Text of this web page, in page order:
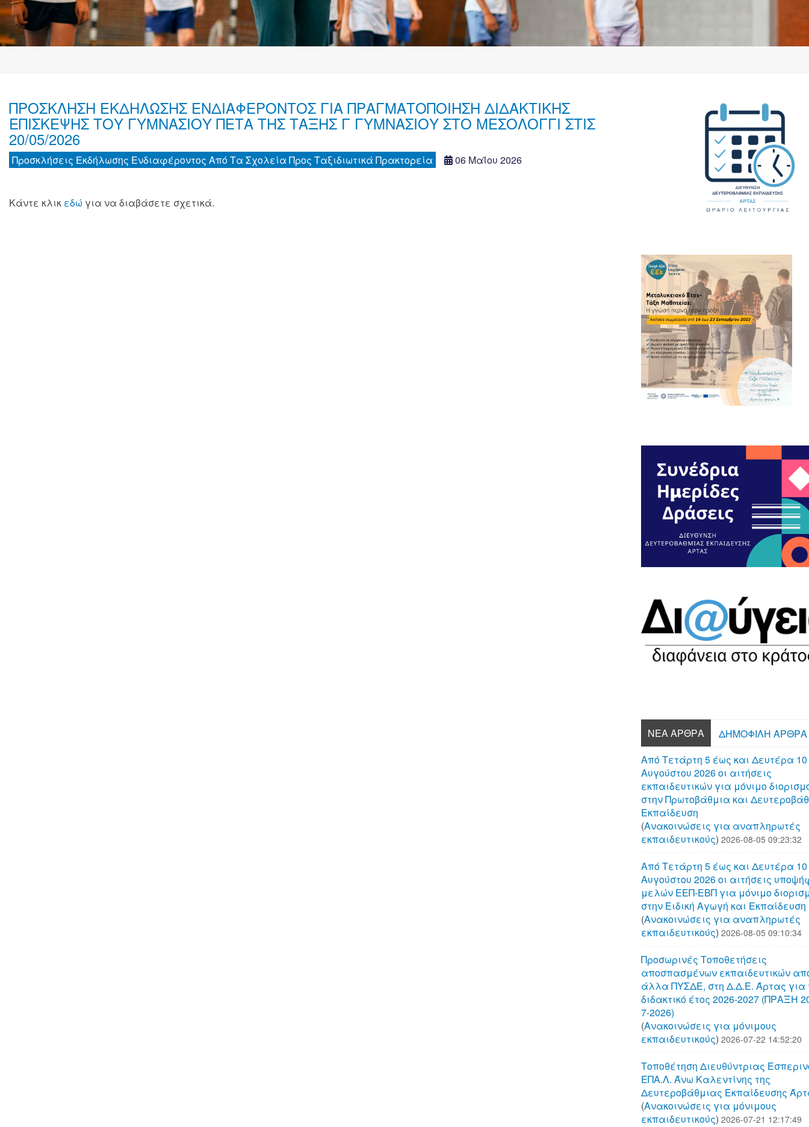
ΠΡΟΣΚΛΗΣΗ ΕΚΔΗΛΩΣΗΣ ΕΝΔΙΑΦΕΡΟΝΤΟΣ ΓΙΑ ΠΡΑΓΜΑΤΟΠΟΙΗΣΗ ΔΙΔΑΚΤΙΚΗΣ
ΕΠΙΣΚΕΨΗΣ ΤΟΥ ΓΥΜΝΑΣΙΟΥ ΠΕΤΑ ΤΗΣ ΤΑΞΗΣ Γ ΓΥΜΝΑΣΙΟΥ ΣΤΟ ΜΕΣΟΛΟΓΓΙ ΣΤΙΣ
20/05/2026
Προσκλήσεις Εκδήλωσης Ενδιαφέροντος Από Τα Σχολεία Προς Ταξιδιωτικά Πρακτορεία 06 Μαΐου 2026
Κάντε κλικ εδώ για να διαβάσετε σχετικά.
ΝΈΑ ΆΡΘΡΑ
ΔΗΜΟΦΙΛΉ ΆΡΘΡΑ
Από Τετάρτη 5 έως και Δευτέρα 10
Αυγούστου 2026 οι αιτήσεις
εκπαιδευτικών για μόνιμο
στην Πρωτοβάθμια και
Εκπαίδευση
(Aνακοινώσεις για αναπληρωτές
εκπαιδευτικούς) 2026-08-05 09:23:32
Από Τετάρτη 5 έως και Δευτέρα 10
Αυγούστου 2026 οι αιτήσεις
μελών ΕΕΠ-ΕΒΠ για μόνιμο
στην Ειδική Αγωγή και Εκπαίδευση
(Aνακοινώσεις για αναπληρωτές
εκπαιδευτικούς) 2026-08-05 09:10:34
Προσωρινές Τοποθετήσεις
αποσπασμένων εκπαιδευτικών
άλλα ΠΥΣΔΕ, στη Δ.Δ.Ε. Άρτας για
διδακτικό έτος 2026-2027 (ΠΡΑΞΗ
7-2026)
(Aνακοινώσεις για μόνιμους
εκπαιδευτικούς) 2026-07-22 14:52:20
Τοποθέτηση Διευθύντριας
ΕΠΑ.Λ. Άνω Καλεντίνης της
Δευτεροβάθμιας Εκπαίδευσης
(Aνακοινώσεις για μόνιμους
εκπαιδευτικούς) 2026-07-21 12:17:49